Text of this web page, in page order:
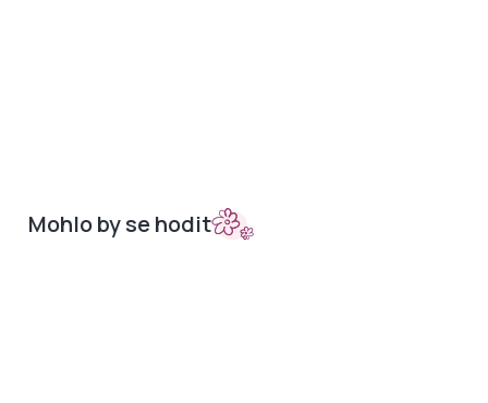
Mohlo by se hodit
Sety do kočárků Podložky
Nepadací deky Doplňky
Bambusová kolekce Merino podložky